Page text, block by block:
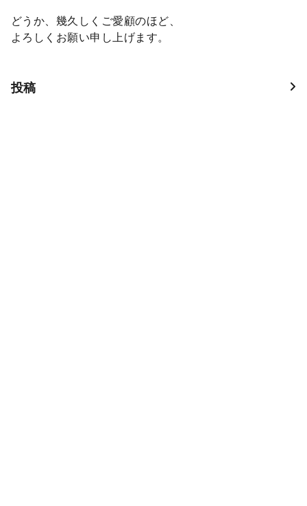
どうか、幾久しくご愛顧のほど、
よろしくお願い申し上げます。
投稿